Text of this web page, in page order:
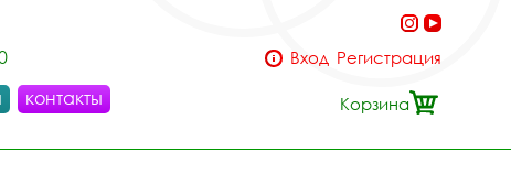
контакты
Вход Регистрация
Корзина